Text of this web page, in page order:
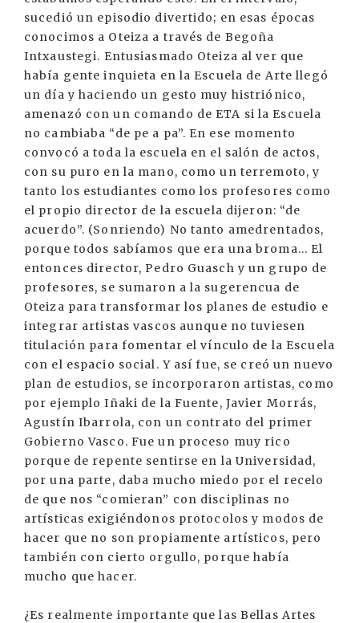
sucedió un episodio divertido; en esas épocas
conocimos a Oteiza a través de Begoña
Intxaustegi. Entusiasmado Oteiza al ver que
había gente inquieta en la Escuela de Arte llegó
un día y haciendo un gesto muy histriónico,
amenazó con un comando de ETA si la Escuela
no cambiaba “de pe a pa”. En ese momento
convocó a toda la escuela en el salón de actos,
con su puro en la mano, como un terremoto, y
tanto los estudiantes como los profesores como
el propio director de la escuela dijeron: “de
acuerdo”. (Sonriendo) No tanto amedrentados,
porque todos sabíamos que era una broma... El
entonces director, Pedro Guasch y un grupo de
profesores, se sumaron a la sugerencua de
Oteiza para transformar los planes de estudio e
integrar artistas vascos aunque no tuviesen
titulación para fomentar el vínculo de la Escuela
con el espacio social. Y así fue, se creó un nuevo
plan de estudios, se incorporaron artistas, como
por ejemplo Iñaki de la Fuente, Javier Morrás,
Agustín Ibarrola, con un contrato del primer
Gobierno Vasco. Fue un proceso muy rico
porque de repente sentirse en la Universidad,
por una parte, daba mucho miedo por el recelo
de que nos “comieran” con disciplinas no
artísticas exigiéndonos protocolos y modos de
hacer que no son propiamente artísticos, pero
también con cierto orgullo, porque había
mucho que hacer.
¿Es realmente importante que las Bellas Artes